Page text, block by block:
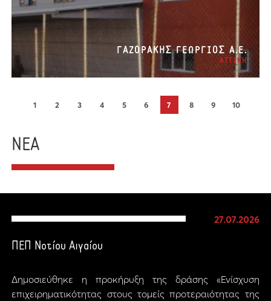
ΓΑΖΟΡΑΚΗΣ ΓΕΩΡΓΙΟΣ Α.Ε.
ΑΤΤΙΚΗ
1 2 3 4 5 6 7 8 9 10
ΝΕΑ
27.07.2026
ΠΕΠ Νοτίου Αιγαίου
Δημοσιεύθηκε η προκήρυξη της δράσης «Ενίσχυση
επιχειρηματικότητας στους τομείς προτεραιότητας της